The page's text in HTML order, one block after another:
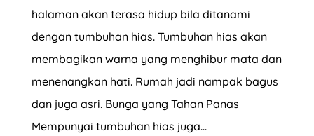
halaman akan terasa hidup bila ditanami
dengan tumbuhan hias. Tumbuhan hias akan
membagikan warna yang menghibur mata dan
menenangkan hati. Rumah jadi nampak bagus
dan juga asri. Bunga yang Tahan Panas
Mempunyai tumbuhan hias juga...